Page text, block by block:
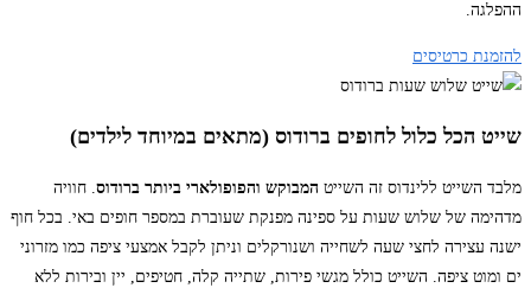
ההפלגה.
להזמנת כרטיסים
שייט הכל כלול לחופים ברודוס (מתאים במיוחד לילדים)
מלבד השייט ללינדוס זה השייט המבוקש והפופולארי ביותר ברודוס. חוויה
מדהימה של שלוש שעות על ספינה מפנקת שעוברת במספר חופים באי. בכל חוף
ישנה עצירה לחצי שעה לשחייה ושנורקלים וניתן לקבל אמצעי ציפה כמו מזרוני
ים ומוט ציפה. השייט כולל מגשי פירות, שתייה קלה, חטיפים, יין ובירות ללא